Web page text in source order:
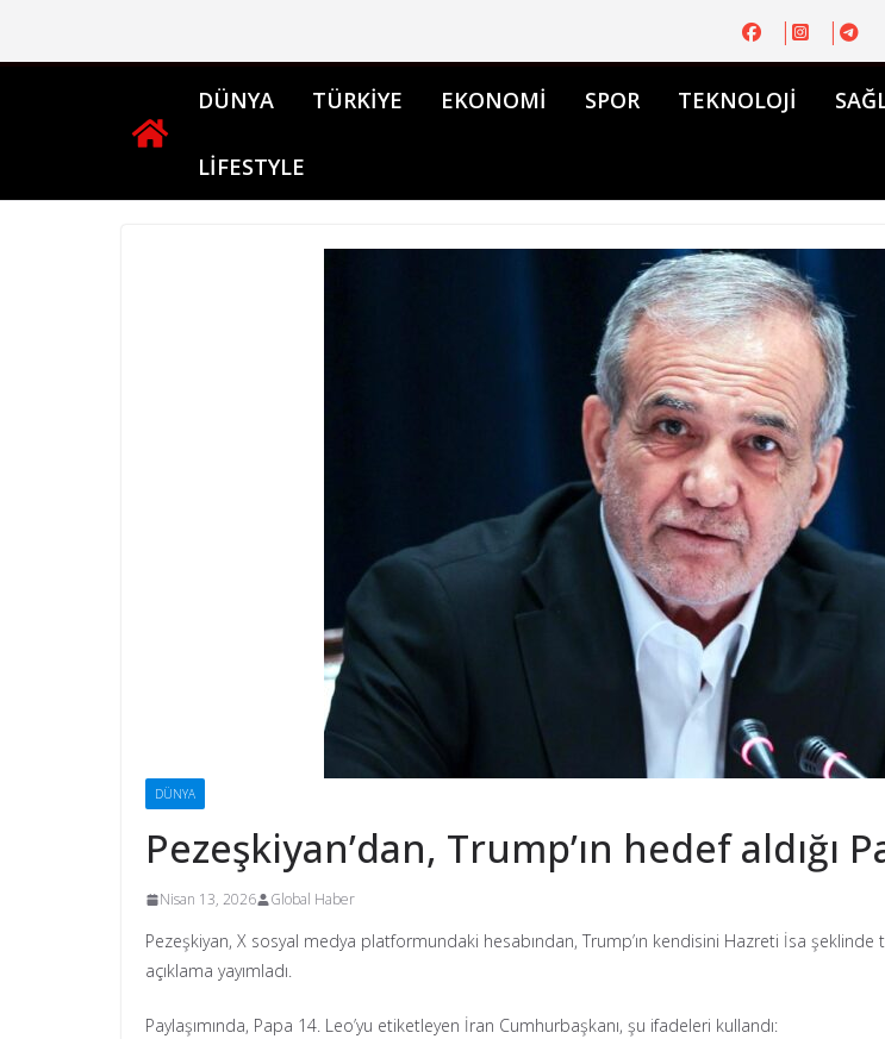
DÜNYA TÜRKİYE EKONOMİ SPOR TEKNOLOJİ
LİFESTYLE
DÜNYA
Pezeşkiyan’dan, Trump’ın hedef aldığı
Nisan 13, 2026 Global Haber
Pezeşkiyan, X sosyal medya platformundaki hesabından, Trump’ın kendisini Hazreti İsa şeklinde
açıklama yayımladı.
Paylaşımında, Papa 14. Leo’yu etiketleyen İran Cumhurbaşkanı, şu ifadeleri kullandı: